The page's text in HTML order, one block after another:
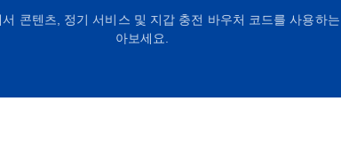
콘텐츠, 정기 서비스 및 지갑 충전 바우처 코드를 사용하
아보세요.